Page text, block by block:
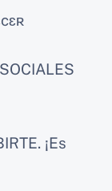
¡Es